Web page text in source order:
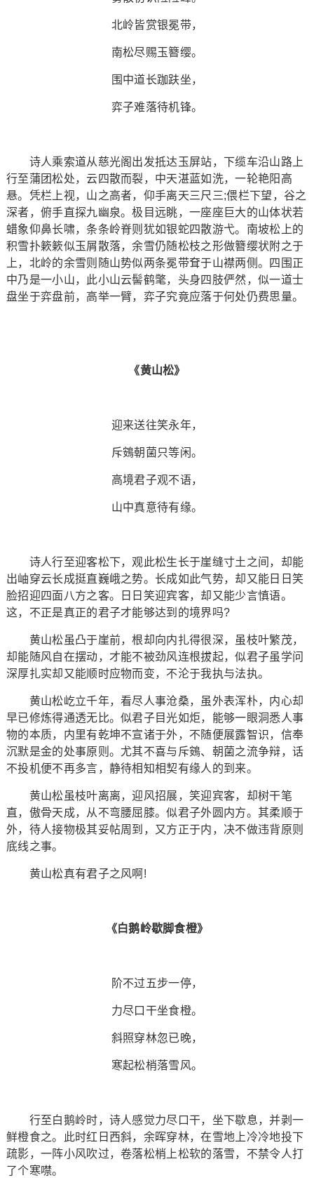
北岭皆赏银冕带，
南松尽赐玉簪缨。
围中道长跏趺坐，
弈子难落待机锋。
诗人乘索道从慈光阁出发抵达玉屏站，下缆车沿山路上
行至蒲团松处，云四散而裂，中天湛蓝如洗，一轮艳阳高
悬。凭栏上视，山之高者，仰手离天三尺三;偎栏下望，谷之
深者，俯手直探九幽泉。极目远眺，一座座巨大的山体状若
蜡象仰鼻长啸，条条岭脊则犹如银蛇四散游弋。南坡松上的
积雪扑簌簌似玉屑散落，余雪仍随松枝之形做簪缨状附之于
上，北岭的余雪则随山势似两条冕带耷于山襟两侧。四围正
中乃是一小山，此小山云髻鹤氅，头身四肢俨然，似一道士
盘坐于弈盘前，高举一臂，弈子究竟应落于何处仍费思量。
《黄山松》
迎来送往笑永年，
斥鴳朝菌只等闲。
高境君子观不语，
山中真意待有缘。
诗人行至迎客松下，观此松生长于崖缝寸土之间，却能
出岫穿云长成挺直巍峨之势。长成如此气势，却又能日日笑
脸招迎四面八方之客。日日笑迎宾客，却又能少言慎语。
这，不正是真正的君子才能够达到的境界吗?
黄山松虽凸于崖前，根却向内扎得很深，虽枝叶繁茂，
却能随风自在摆动，才能不被劲风连根拔起，似君子虽学问
深厚扎实却又能顺时应物而变，不沦于我执与法执。
黄山松屹立千年，看尽人事沧桑，虽外表浑朴，内心却
早已修炼得通透无比。似君子目光如炬，能够一眼洞悉人事
物的本质，内里有乾坤不宣诸于外，不随便展露智识，信奉
沉默是金的处事原则。尤其不喜与斥鴳、朝菌之流争辩，话
不投机便不再多言，静待相知相契有缘人的到来。
黄山松虽枝叶离离，迎风招展，笑迎宾客，却树干笔
直，傲骨天成，从不弯腰屈膝。似君子外圆内方。其柔顺于
外，待人接物极其妥帖周到，又方正于内，决不做违背原则
底线之事。
黄山松真有君子之风啊!
《白鹅岭歇脚食橙》
阶不过五步一停，
力尽口干坐食橙。
斜照穿林忽已晚，
寒起松梢落雪风。
行至白鹅岭时，诗人感觉力尽口干，坐下歇息，并剥一
鲜橙食之。此时红日西斜，余晖穿林，在雪地上冷冷地投下
疏影，一阵小风吹过，卷落松梢上松软的落雪，不禁令人打
了个寒噤。